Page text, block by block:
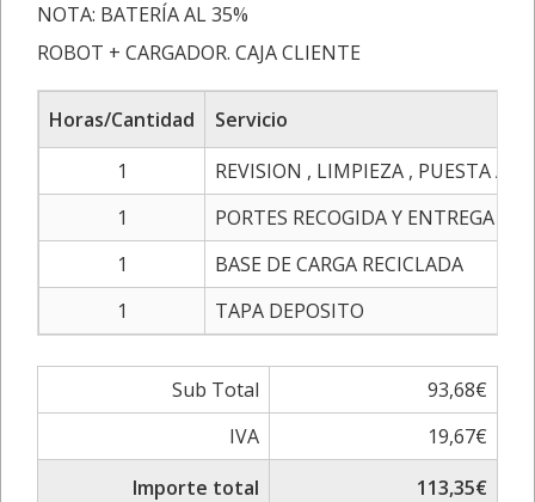
NOTA: BATERÍA AL 35%
ROBOT + CARGADOR. CAJA CLIENTE
Horas/Cantidad
Servicio
1
REVISION , LIMPIEZA , PUESTA A
1
PORTES RECOGIDA Y ENTREGA
1
BASE DE CARGA RECICLADA
1
TAPA DEPOSITO
Sub Total
93,68€
IVA
19,67€
Importe total
113,35€